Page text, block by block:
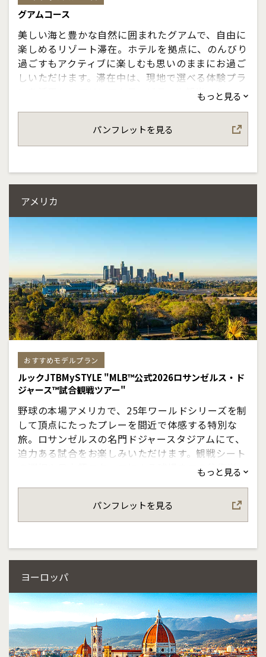
グアムコース
美しい海と豊かな自然に囲まれたグアムで、自由に
楽しめるリゾート滞在。ホテルを拠点に、のんびり
過ごすもアクティブに楽しむも思いのままにお過ご
しいただけます。滞在中は、現地で選べる体験プラ
ンを活用し、マリンアクティビティや観光、ショッ
いただけます。ご家族や三世代旅行にもおすすめ
の、誰もが満喫できるグアム旅をお楽しみくださ
もっと見る
パンフレットを見る
アメリカ
おすすめモデルプラン
ルックJTBMySTYLE "MLB™公式2026ロサンゼルス・ド
ジャース™試合観戦ツアー"
野球の本場アメリカで、25年ワールドシリーズを制
して頂点にたったプレーを間近で体感する特別な
旅。ロサンゼルスの名門ドジャースタジアムにて、
迫力ある試合をお楽しみいただけます。観戦シート
の選択や日本語スタッフによる球場までの往復送
日はハリウッドやサンタモニカ観光など、自由にお
過ごしいただけます。
もっと見る
パンフレットを見る
ヨーロッパ